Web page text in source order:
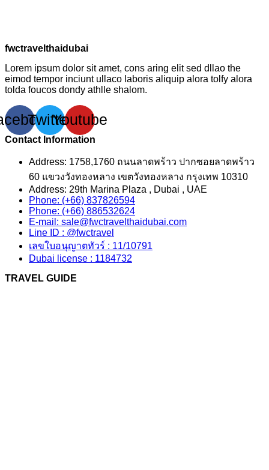
fwctravelthaidubai
Lorem ipsum dolor sit amet, cons aring elit sed dllao the
eimod tempor inciunt ullaco laboris aliquip alora tolfy alora
tolda foucos dondy athlle shalom.
TwitterYoutube
Contact Information
Address: 1758,1760 ถนนลาดพร้าว ปากซอยลาดพร้าว
60 แขวงวังทองหลาง เขตวังทองหลาง กรุงเทพ 10310
Address: 29th Marina Plaza , Dubai , UAE
Phone: (+66) 837826594
Phone: (+66) 886532624
E-mail: sale@fwctravelthaidubai.com
Line ID : @fwctravel
เลขใบอนุญาตทัวร์ : 11/10791
Dubai license : 1184732
TRAVEL GUIDE